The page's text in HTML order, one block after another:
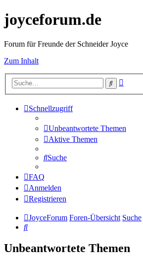
joyceforum.de
Forum für Freunde der Schneider Joyce
Zum Inhalt
Suche
Schnellzugriff
Unbeantwortete Themen
Aktive Themen
Suche
FAQ
Anmelden
Registrieren
JoyceForum Foren-Übersicht Suche
Suche
Unbeantwortete Themen